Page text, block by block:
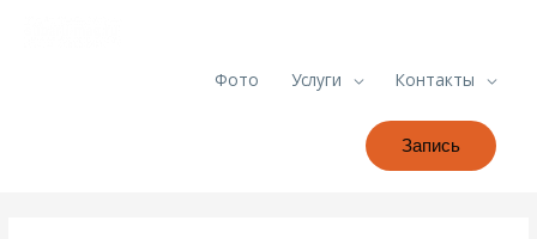
Фото Услуги Контакты
Запись